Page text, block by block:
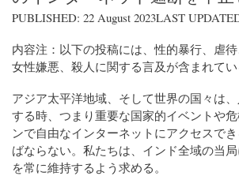
PUBLISHED: 22 August 2023LAST
内容注：以下の投稿には、性的暴行、虐待
女性嫌悪、殺人に関する言及が含まれてい
アジア太平洋地域、そして世界の国々は
する時、つまり重要な国家的イベントや
ンで自由なインターネットにアクセスで
ばならない。私たちは、インド全域の当
を常に維持するよう求める。